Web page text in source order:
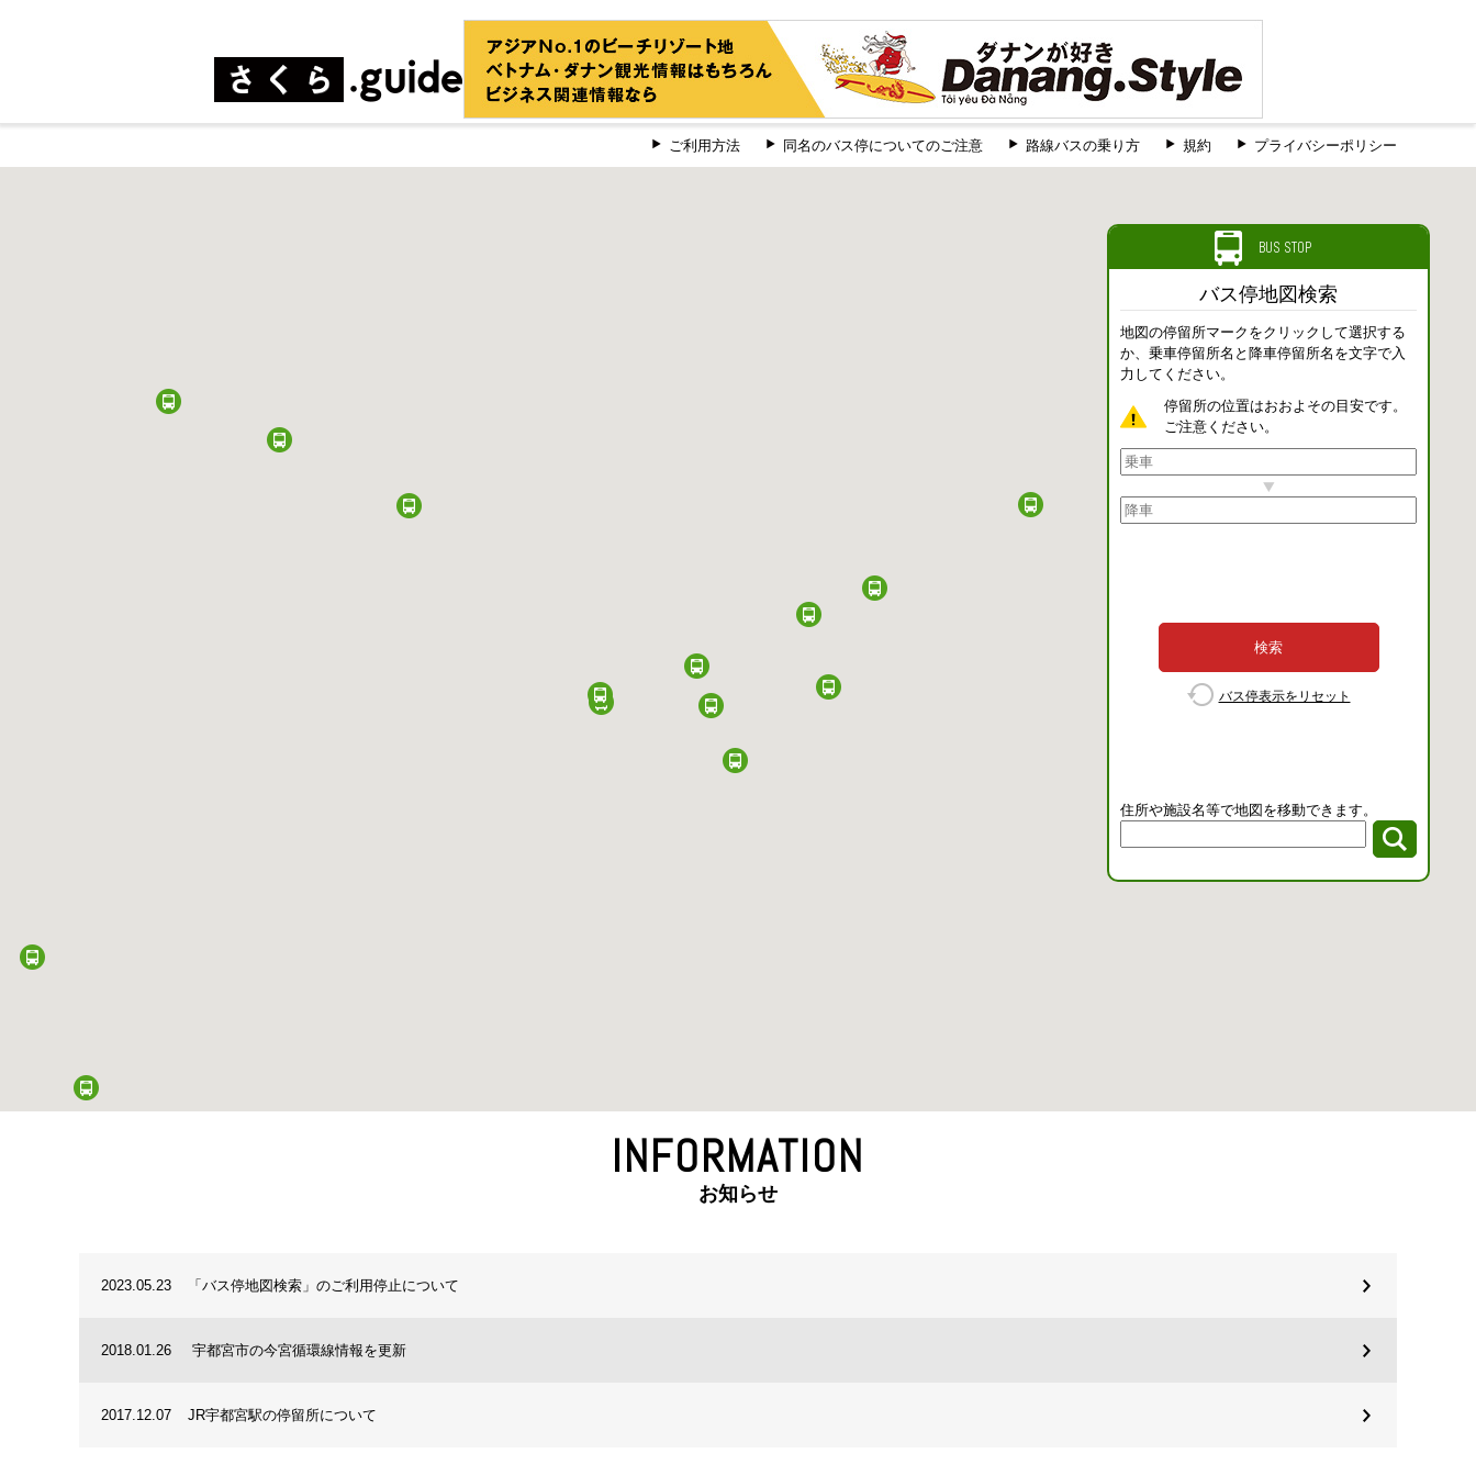
ご利用方法 同名のバス停についてのご注意 路線バスの乗り方 規約 プライバシーポリシー
BUS STOP
バス停地図検索
地図の停留所マークをクリックして選択する
か、乗車停留所名と降車停留所名を文字で入
力してください。
停留所の位置はおおよその目安です。
ご注意ください。
検索
バス停表示をリセット
住所や施設名等で地図を移動できます。
INFORMATION
お知らせ
2023.05.23 「バス停地図検索」のご利用停止について
2018.01.26 宇都宮市の今宮循環線情報を更新
2017.12.07 JR宇都宮駅の停留所について